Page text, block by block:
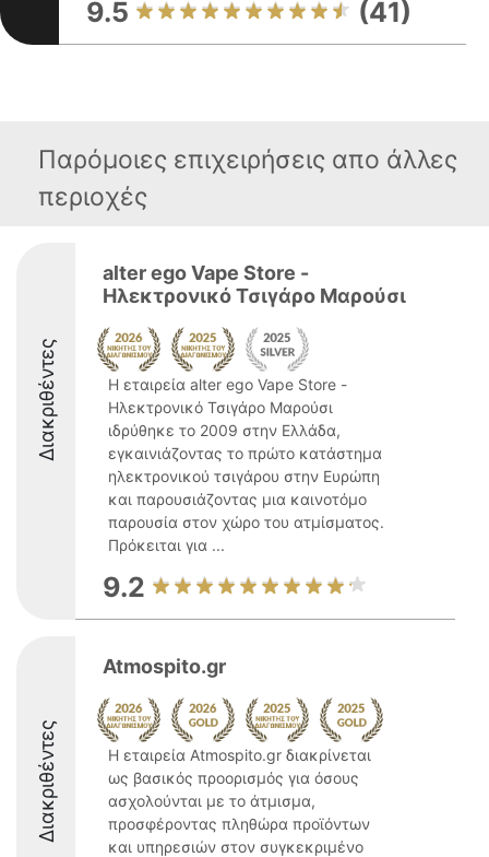
9.5 (41)
Παρόμοιες επιχειρήσεις απο άλλες
περιοχές
Διακριθέντες
alter ego Vape Store -
Ηλεκτρονικό Τσιγάρο Μαρούσι
Η εταιρεία alter ego Vape Store -
Ηλεκτρονικό Τσιγάρο Μαρούσι
ιδρύθηκε το 2009 στην Ελλάδα,
εγκαινιάζοντας το πρώτο κατάστημα
ηλεκτρονικού τσιγάρου στην Ευρώπη
και παρουσιάζοντας μια καινοτόμο
παρουσία στον χώρο του ατμίσματος.
Πρόκειται για ...
9.2
Διακριθέντες
Atmospito.gr
Η εταιρεία Atmospito.gr διακρίνεται
ως βασικός προορισμός για όσους
ασχολούνται με το άτμισμα,
προσφέροντας πληθώρα προϊόντων
και υπηρεσιών στον συγκεκριμένο